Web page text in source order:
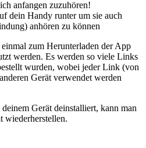
anfangen zuzuhören!
dein Handy runter um sie auch
anhören zu können
zum Herunterladen der App
werden. Es werden so viele Links
wurden, wobei jeder Link (von
Gerät verwendet werden
Gerät deinstalliert, kann man
wiederherstellen.